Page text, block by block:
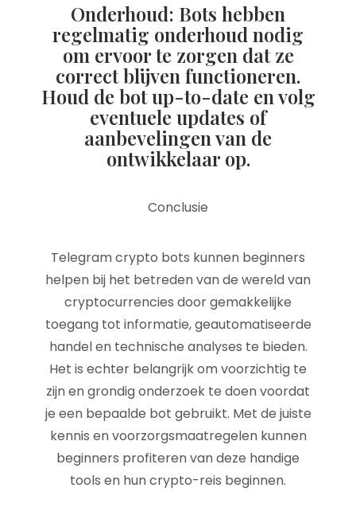
Onderhoud: Bots hebben
regelmatig onderhoud nodig
om ervoor te zorgen dat ze
correct blijven functioneren.
Houd de bot up-to-date en volg
eventuele updates of
aanbevelingen van de
ontwikkelaar op.
Conclusie
Telegram crypto bots kunnen beginners
helpen bij het betreden van de wereld van
cryptocurrencies door gemakkelijke
toegang tot informatie, geautomatiseerde
handel en technische analyses te bieden.
Het is echter belangrijk om voorzichtig te
zijn en grondig onderzoek te doen voordat
je een bepaalde bot gebruikt. Met de juiste
kennis en voorzorgsmaatregelen kunnen
beginners profiteren van deze handige
tools en hun crypto-reis beginnen.